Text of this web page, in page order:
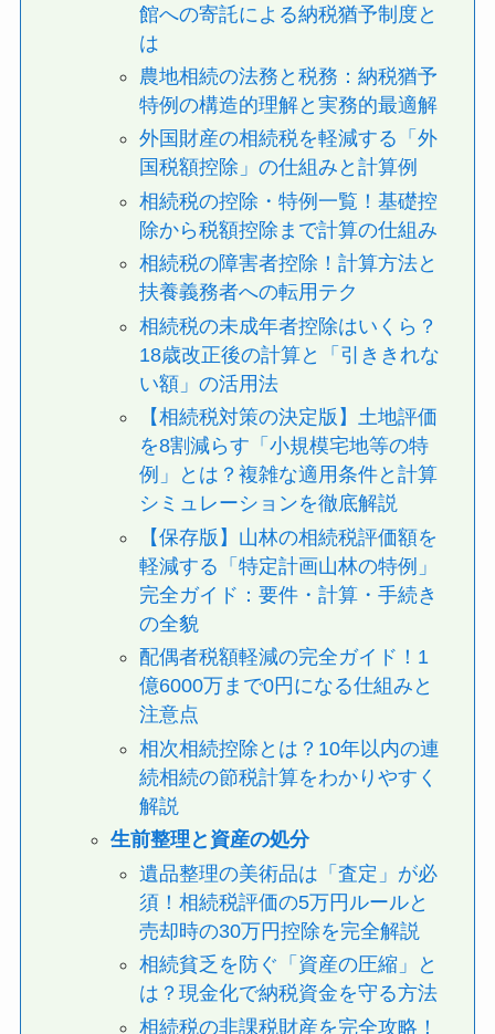
館への寄託による納税猶予制度と
は
農地相続の法務と税務：納税猶予
特例の構造的理解と実務的最適解
外国財産の相続税を軽減する「外
国税額控除」の仕組みと計算例
相続税の控除・特例一覧！基礎控
除から税額控除まで計算の仕組み
相続税の障害者控除！計算方法と
扶養義務者への転用テク
相続税の未成年者控除はいくら？
18歳改正後の計算と「引ききれな
い額」の活用法
【相続税対策の決定版】土地評価
を8割減らす「小規模宅地等の特
例」とは？複雑な適用条件と計算
シミュレーションを徹底解説
【保存版】山林の相続税評価額を
軽減する「特定計画山林の特例」
完全ガイド：要件・計算・手続き
の全貌
配偶者税額軽減の完全ガイド！1
億6000万まで0円になる仕組みと
注意点
相次相続控除とは？10年以内の連
続相続の節税計算をわかりやすく
解説
生前整理と資産の処分
遺品整理の美術品は「査定」が必
須！相続税評価の5万円ルールと
売却時の30万円控除を完全解説
相続貧乏を防ぐ「資産の圧縮」と
は？現金化で納税資金を守る方法
相続税の非課税財産を完全攻略！